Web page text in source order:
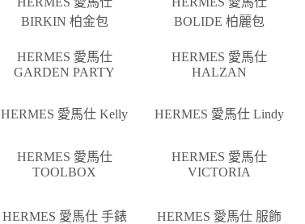
BIRKIN 柏金包
BOLIDE 柏麗包
HERMES 愛馬仕
GARDEN PARTY
HERMES 愛馬仕
HALZAN
HERMES 愛馬仕 Kelly HERMES 愛馬仕 Lindy
HERMES 愛馬仕
TOOLBOX
HERMES 愛馬仕
VICTORIA
HERMES 愛馬仕 手錶 HERMES 愛馬仕 服飾